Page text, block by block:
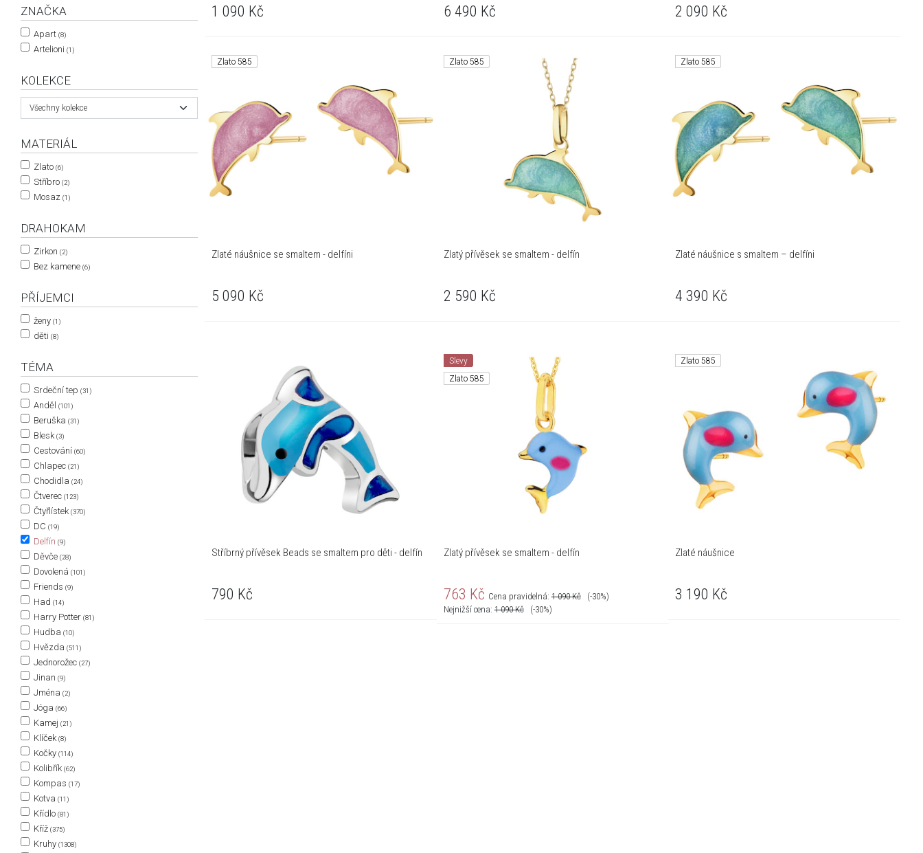
ZNAČKA
Apart (8)
Artelioni (1)
KOLEKCE
Všechny kolekce
MATERIÁL
Zlato (6)
Stříbro (2)
Mosaz (1)
DRAHOKAM
Zirkon (2)
Bez kamene (6)
PŘÍJEMCI
ženy (1)
děti (8)
TÉMA
Srdeční tep (31)
Anděl (101)
Beruška (31)
Blesk (3)
Cestování (60)
Chlapec (21)
Chodidla (24)
Čtverec (123)
Čtyřlístek (370)
DC (19)
Delfín (9)
Děvče (28)
Dovolená (101)
Friends (9)
Had (14)
Harry Potter (81)
Hudba (10)
Hvězda (511)
Jednorožec (27)
Jinan (9)
Jména (2)
Jóga (66)
Kamej (21)
Klíček (8)
Kočky (114)
Kolibřík (62)
Kompas (17)
Kotva (11)
Křídlo (81)
Kříž (375)
Kruhy (1308)
1 090 Kč 6 490 Kč 2 090 Kč
Zlato 585
Zlaté náušnice se smaltem - delfíni
5 090 Kč
Zlato 585
Zlatý přívěsek se smaltem - delfín
2 590 Kč
Zlato 585
Zlaté náušnice s smaltem – delfíni
4 390 Kč
Stříbrný přívěsek Beads se smaltem pro děti - delfín
790 Kč
Slevy
Zlato 585
Zlatý přívěsek se smaltem - delfín
763 Kč Cena pravidelná:1 090 Kč
(-30%)
Nejnižší cena:1 090 Kč (-30%)
Zlato 585
Zlaté náušnice
3 190 Kč